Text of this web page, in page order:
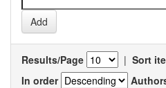
Results/Page | Sort
In order